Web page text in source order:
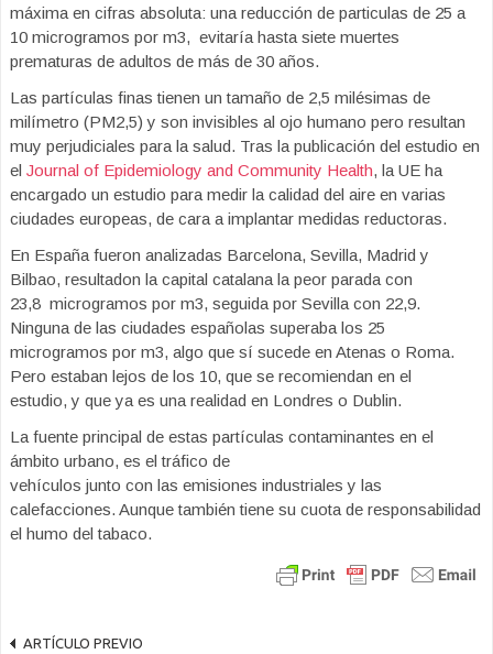
máxima en cifras absoluta: una reducción de particulas de 25 a
10 microgramos por m3, evitaría hasta siete muertes
prematuras de adultos de más de 30 años.
Las partículas finas tienen un tamaño de 2,5 milésimas de
milímetro (PM2,5) y son invisibles al ojo humano pero resultan
muy perjudiciales para la salud. Tras la publicación del estudio en
el Journal of Epidemiology and Community Health, la UE ha
encargado un estudio para medir la calidad del aire en varias
ciudades europeas, de cara a implantar medidas reductoras.
En España fueron analizadas Barcelona, Sevilla, Madrid y
Bilbao, resultadon la capital catalana la peor parada con
23,8 microgramos por m3, seguida por Sevilla con 22,9.
Ninguna de las ciudades españolas superaba los 25
microgramos por m3, algo que sí sucede en Atenas o Roma.
Pero estaban lejos de los 10, que se recomiendan en el
estudio, y que ya es una realidad en Londres o Dublin.
La fuente principal de estas partículas contaminantes en el
ámbito urbano, es el tráfico de
vehículos junto con las emisiones industriales y las
calefacciones. Aunque también tiene su cuota de responsabilidad
el humo del tabaco.
ARTÍCULO PREVIO